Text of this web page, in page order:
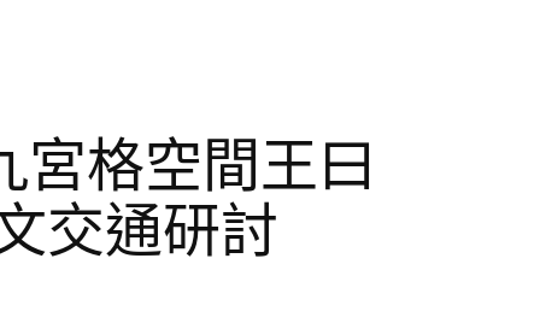
宮格空間王曰
交通研討